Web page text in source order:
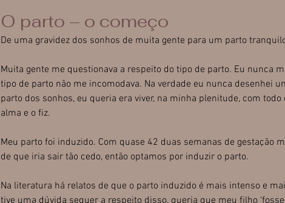
O parto – o começo
De uma gravidez dos sonhos de muita gente para um parto
Muita gente me questionava a respeito do tipo de parto. Eu nunca
tipo de parto não me incomodava. Na verdade eu nunca desenhei
parto dos sonhos, eu queria era viver, na minha plenitude, com todo
alma e o fiz.
Meu parto foi induzido. Com quase 42 duas semanas de gestação
de que iria sair tão cedo, então optamos por induzir o parto.
Na literatura há relatos de que o parto induzido é mais intenso e
tive uma dúvida sequer a respeito disso, queria que meu filho